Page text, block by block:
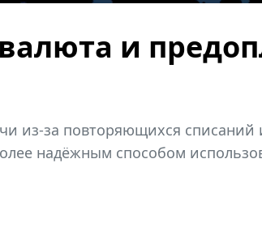
и
из-за повторяющихся
надёжным способом